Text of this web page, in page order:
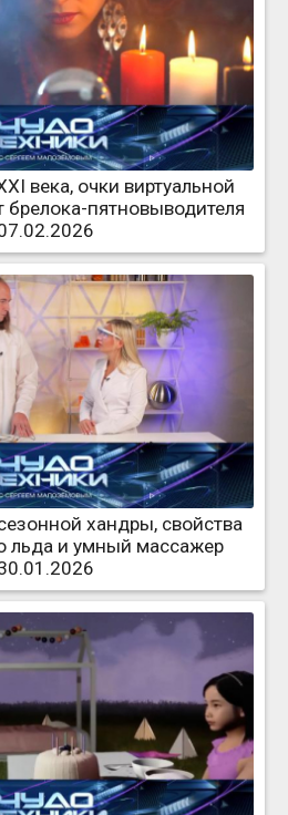
века, очки виртуальной
брелока-пятновыводителя
хандры, свойства
льда и умный массажер